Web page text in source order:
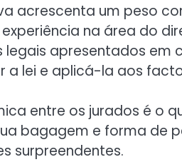
acrescenta um peso
na área do
legais apresentados em
a lei e aplicá-la aos
entre os jurados é o
bagagem e forma de
surpreendentes.